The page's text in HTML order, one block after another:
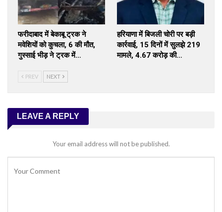
फरीदाबाद में बेकाबू ट्रक ने
मवेशियों को कुचला, 6 की मौत,
गुस्साई भीड़ ने ट्रक में…
हरियाणा में बिजली चोरी पर बड़ी
कार्रवाई, 15 दिनों में सुलझे 219
मामले, ₹4.67 करोड़ की…
PREV NEXT
LEAVE A REPLY
Your email address will not be published.